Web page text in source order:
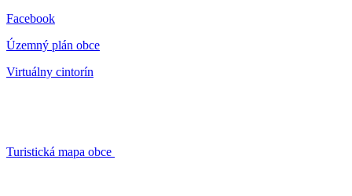
Facebook
Územný plán obce
Virtuálny cintorín
Turistická mapa obce